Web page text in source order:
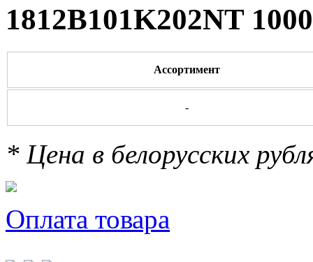
1812B101K202NT
Ассортимент
-
* Цена в белорусских
Оплата товара